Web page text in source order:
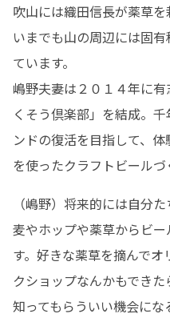
吹山には織田信長が薬草を
いまでも山の周辺には固
ています。
嶋野夫妻は２０１４年に
くそう倶楽部」を結成。
ンドの復活を目指して、
を使ったクラフトビールづ
（嶋野）将来的には自分
麦やホップや薬草からビ
す。好きな薬草を摘んで
クショップなんかもでき
知ってもらういい機会にな